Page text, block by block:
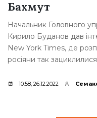
Бахмут
Начальник Головного
Кирило Буданов дав
New York Times, де
росіяни так
10:58, 26.12.2022